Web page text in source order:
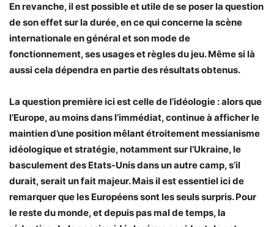
En revanche, il est possible et utile de se poser la question
de son effet sur la durée, en ce qui concerne la scène
internationale en général et son mode de
fonctionnement, ses usages et règles du jeu. Même si là
aussi cela dépendra en partie des résultats obtenus.
La question première ici est celle de l’idéologie : alors que
l’Europe, au moins dans l’immédiat, continue à afficher le
maintien d’une position mêlant étroitement messianisme
idéologique et stratégie, notamment sur l’Ukraine, le
basculement des Etats-Unis dans un autre camp, s’il
durait, serait un fait majeur. Mais il est essentiel ici de
remarquer que les Européens sont les seuls surpris. Pour
le reste du monde, et depuis pas mal de temps, la